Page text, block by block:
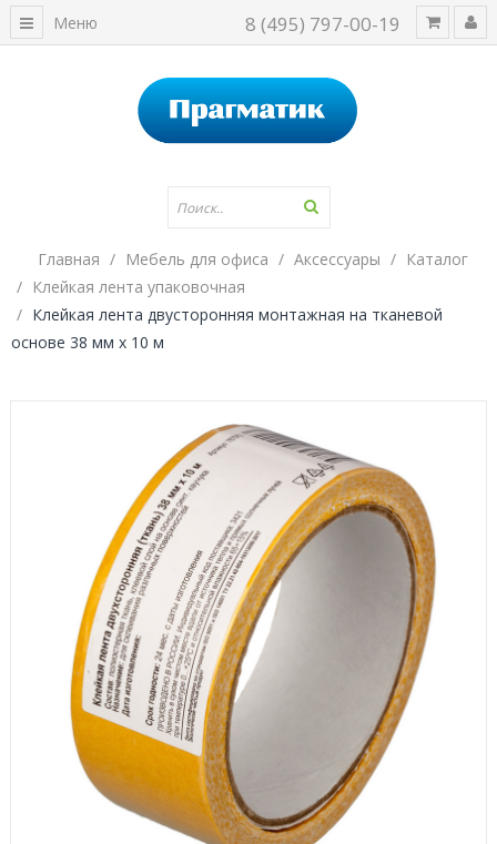
8 (495) 797-00-19
Меню
Главная Мебель для офиса Аксессуары
Каталог
Клейкая лента упаковочная
Клейкая лента двусторонняя монтажная на тканевой
основе 38 мм х 10 м